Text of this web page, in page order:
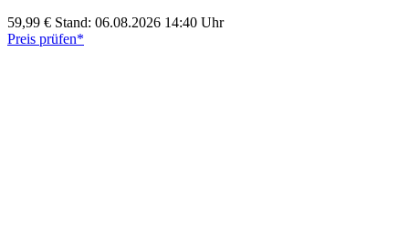
59,99 € Stand: 06.08.2026 14:40 Uhr
Preis prüfen*